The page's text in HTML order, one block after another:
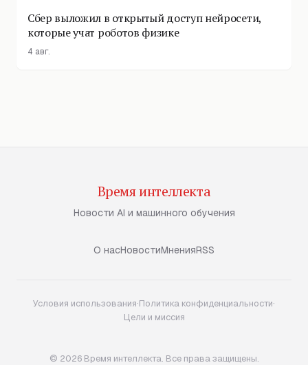
Сбер выложил в открытый доступ нейросети,
которые учат роботов физике
4 авг.
Время интеллекта
Новости AI и машинного обучения
О насНовостиМненияRSS
Условия использования·Политика конфиденциальности·
Цели и миссия
© 2026 Время интеллекта. Все права защищены.